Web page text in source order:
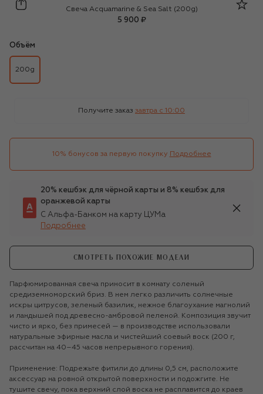
Pernici
Свеча Acquamarine & Sea Salt (200g)
5 900 ₽
Объём
200g
Получите заказ завтра c 10:00
10% бонусов за первую покупку Подробнее
20% кешбэк для чёрной карты и 8% кешбэк для
оранжевой карты
С Альфа-Банком на карту ЦУМа
Подробнее
СМОТРЕТЬ ПОХОЖИЕ МОДЕЛИ
Парфюмированная свеча приносит в комнату соленый
средиземноморский бриз. В нем легко различить солнечные
искры цитрусов, зеленый базилик, нежное благоухание магнолий
и ландышей под древесно-амбровой пеленой. Композиция звучит
чисто и ярко, без примесей — в производстве использовали
натуральные эфирные масла и чистейший соевый воск (200 г,
рассчитан на 40–45 часов непрерывного горения).
Применение: Подрежьте фитили до длины 0,5 см, расположите
аксессуар на ровной открытой поверхности и подожгите. Не
тушите свечу, пока верхний слой воска не расплавится до краев